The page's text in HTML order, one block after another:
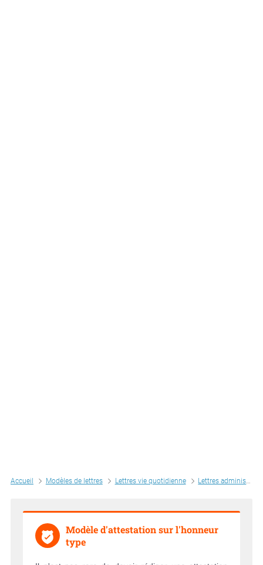
Accueil Modèles de lettres Lettres vie quotidienne Lettres administratives
Modèle d'attestation sur l'honneur
type